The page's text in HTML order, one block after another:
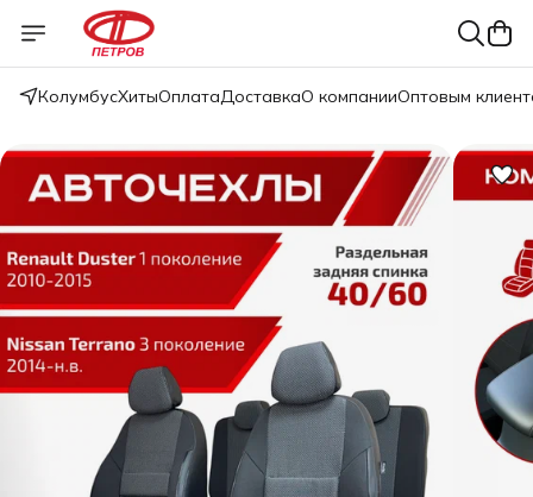
КолумбусХитыОплатаДоставкаО компанииОптовым